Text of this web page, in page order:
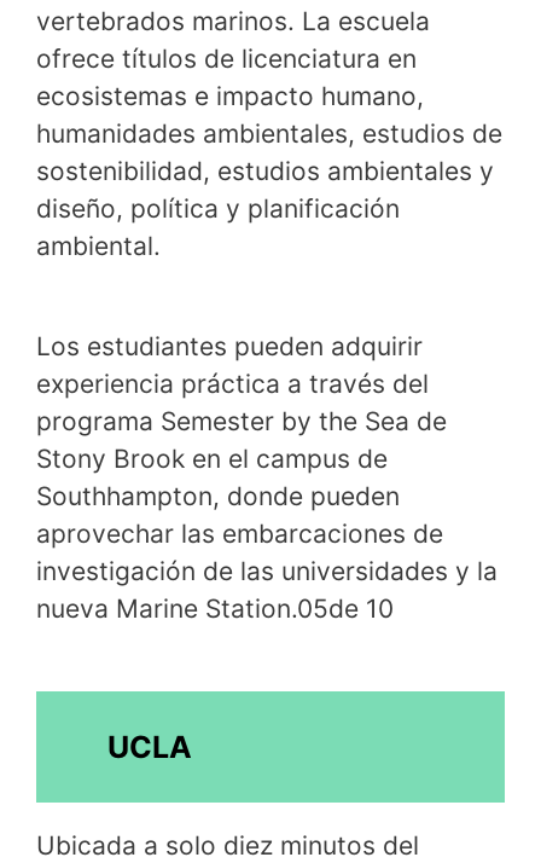
vertebrados marinos. La escuela
ofrece títulos de licenciatura en
ecosistemas e impacto humano,
humanidades ambientales, estudios de
sostenibilidad, estudios ambientales y
diseño, política y planificación
ambiental.
Los estudiantes pueden adquirir
experiencia práctica a través del
programa Semester by the Sea de
Stony Brook en el campus de
Southhampton, donde pueden
aprovechar las embarcaciones de
investigación de las universidades y la
nueva Marine Station.05de 10
UCLA
Ubicada a solo diez minutos del